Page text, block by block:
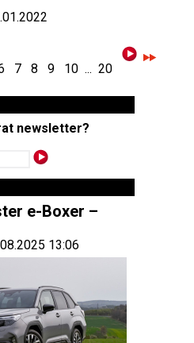
7 8 9 10 ... 20
newsletter?
e-Boxer –
13:06